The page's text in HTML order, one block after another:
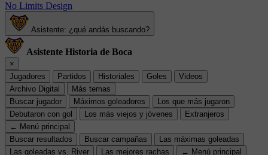
No Limits Design
Asistente: ¿qué andás buscando?
Asistente Historia de Boca
×
Jugadores
Partidos Historiales Goles
Videos
Archivo Digital
Más temas
Buscar jugador
Máximos goleadores
Los que más jugaron
Debutaron con gol
Los más viejos y jóvenes
Extranjeros
← Menú principal
Buscar resultados
Buscar campañas
Las máximas goleadas
Las goleadas vs. River
Las mejores rachas
← Menú principal